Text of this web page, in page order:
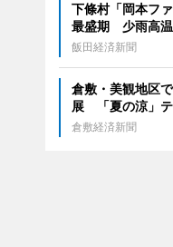
下條村「岡本フ
最盛期 少雨高温
飯田経済新聞
倉敷・美観地区
展 「夏の涼」
倉敷経済新聞